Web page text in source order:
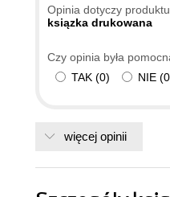
Opinia dotyczy
ksiązka drukowana
Czy opinia była
TAK (0) NIE (0
więcej opinii